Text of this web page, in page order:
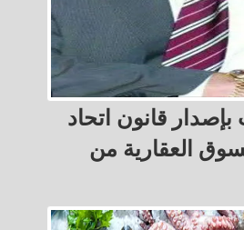
قانون اتحاد
العقارية من